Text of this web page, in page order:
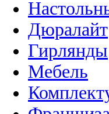
Дюралайт
Гирлянды
Мебель